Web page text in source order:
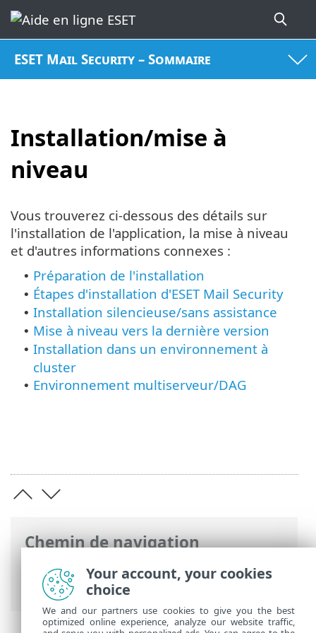
ESET Mail Security – Sommaire
Installation/mise à
niveau
Chemin de navigation
Aide en ligne ESET>ESET Mail Security>
Installation/mise à niveau
Vous trouverez ci-dessous des détails sur
l'installation de l'application, la mise à niveau
et d'autres informations connexes :
• Préparation de l'installation
• Étapes d'installation d'ESET Mail Security
• Installation silencieuse/sans assistance
• Mise à niveau vers la dernière version
• Installation dans un environnement à
cluster
• Environnement multiserveur/DAG
Your account, your cookies
choice
We and our partners use cookies to give you the best
optimized online experience, analyze our website traffic,